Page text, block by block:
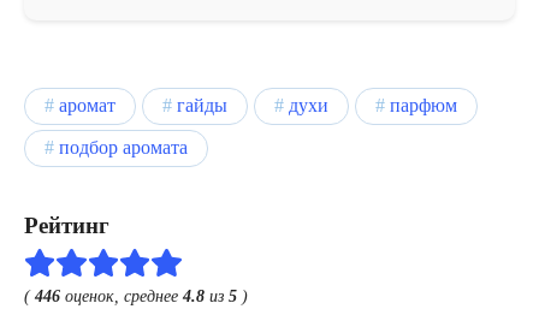
аромат гайды духи
парфюм
подбор аромата
Рейтинг
(446 оценок, среднее 4.8 из 5 )